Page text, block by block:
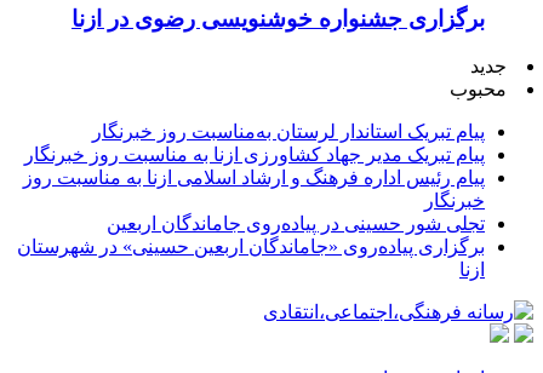
برگزاری جشنواره خوشنویسی رضوی در ازنا
جدید
محبوب
پیام تبریک استاندار لرستان به‌مناسبت روز خبرنگار
پیام تبریک مدیر جهاد کشاورزی ازنا به مناسبت روز خبرنگار
پیام رئیس اداره فرهنگ و ارشاد اسلامی ازنا به مناسبت روز
خبرنگار
تجلی شور حسینی در پیاده‌روی جاماندگان اربعین
برگزاری پیاده‌روی «جاماندگان اربعین حسینی» در شهرستان
ازنا